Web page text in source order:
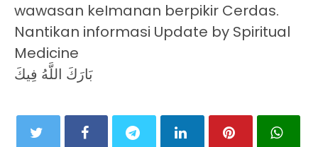
wawasan keImanan berpikir Cerdas.
Nantikan informasi Update by Spiritual
Medicine
بَارَكَ اللَّهُ فِيكَ